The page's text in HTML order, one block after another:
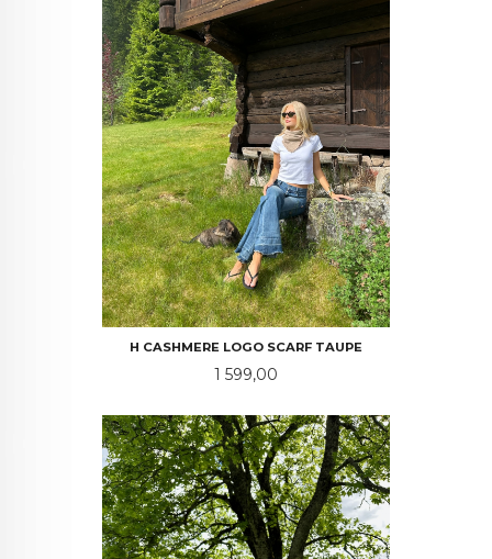
H CASHMERE LOGO SCARF TAUPE
Pris
1 599,00